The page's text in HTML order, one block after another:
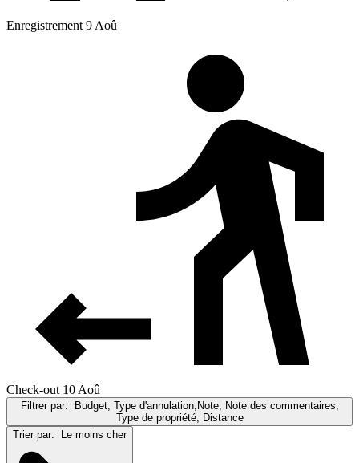
Enregistrement 9 Aoû
Check-out 10 Aoû
Filtrer par: Budget, Type d'annulation,Note, Note des commentaires,
Type de propriété, Distance
Trier par: Le moins cher